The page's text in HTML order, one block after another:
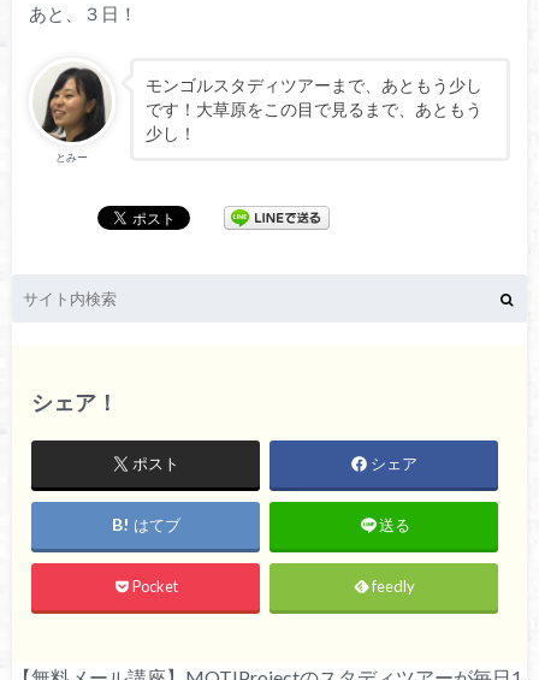
あと、３日！
とみー
モンゴルスタディツアーまで、あともう少し
です！大草原をこの目で見るまで、あともう
少し！
シェア！
ポスト シェア
はてブ 送る
Pocket feedly